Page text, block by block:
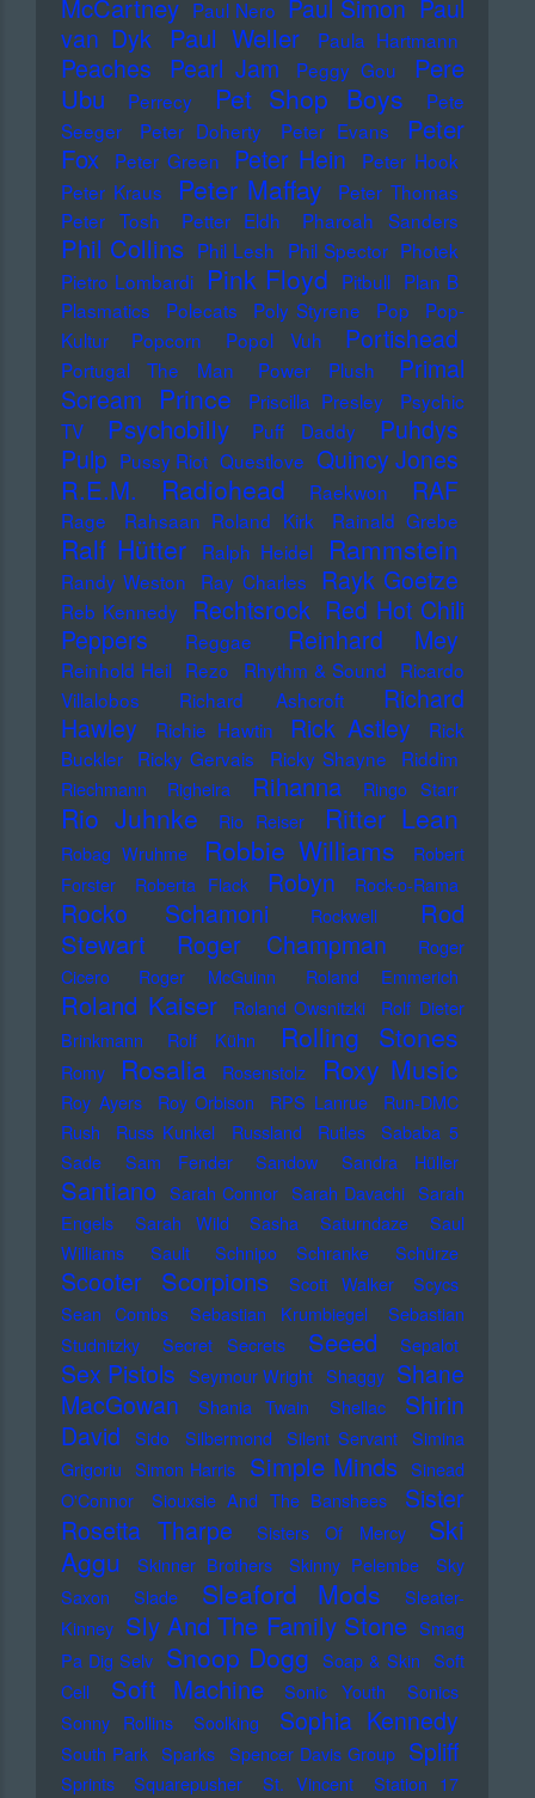
McCartney Paul Nero Paul Simon Paul
van Dyk Paul Weller Paula Hartmann
Peaches Pearl Jam Peggy Gou
Pere
Ubu
Perrecy Pet Shop Boys
Pete
Seeger
Peter Doherty Peter Evans
Peter
Fox
Peter Green Peter Hein
Peter Hook
Peter Kraus
Peter Maffay
Peter Thomas
Peter Tosh
Petter Eldh Pharoah Sanders
Phil Collins Phil Lesh Phil Spector Photek
Pietro Lombardi
Pink Floyd Pitbull Plan B
Plasmatics
Polecats Poly Styrene Pop
Pop-
Kultur
Popcorn Popol Vuh Portishead
Portugal The Man Power Plush
Primal
Scream
Prince Priscilla Presley
Psychic
TV
Psychobilly Puff Daddy
Puhdys
Pulp Pussy Riot Questlove Quincy Jones
R.E.M. Radiohead Raekwon RAF
Rage Rahsaan Roland Kirk Rainald Grebe
Ralf Hütter Ralph Heidel Rammstein
Randy Weston Ray Charles Rayk Goetze
Reb Kennedy Rechtsrock Red Hot Chili
Peppers
Reggae Reinhard Mey
Reinhold Heil Rezo Rhythm & Sound Ricardo
Villalobos
Richard Ashcroft
Richard
Hawley
Richie Hawtin Rick Astley
Rick
Buckler
Ricky Gervais Ricky Shayne Riddim
Riechmann Righeira Rihanna Ringo Starr
Rio Juhnke Rio Reiser Ritter Lean
Robag Wruhme Robbie Williams
Robert
Forster
Roberta Flack Robyn Rock-o-Rama
Rocko Schamoni Rockwell
Rod
Stewart
Roger Champman
Roger
Cicero
Roger McGuinn Roland Emmerich
Roland Kaiser Roland Owsnitzki
Rolf Dieter
Brinkmann
Rolf Kühn Rolling Stones
Romy Rosalia Rosenstolz Roxy Music
Roy Ayers Roy Orbison RPS Lanrue
Run-DMC
Rush
Russ Kunkel Russland Rutles
Sababa 5
Sade
Sam Fender Sandow Sandra Hüller
Santiano Sarah Connor Sarah Davachi Sarah
Engels
Sarah Wild Sasha Saturndaze
Saul
Williams
Sault Schnipo Schranke Schürze
Scooter Scorpions Scott Walker
Scycs
Sean Combs
Sebastian Krumbiegel
Sebastian
Studnitzky
Secret Secrets Seeed Sepalot
Sex Pistols Seymour Wright Shaggy Shane
MacGowan
Shania Twain Shellac
Shirin
David
Sido Silbermond Silent Servant Simina
Grigoriu Simon Harris Simple Minds Sinead
O'Connor
Siouxsie And The Banshees
Sister
Rosetta Tharpe
Sisters Of Mercy
Ski
Aggu
Skinner Brothers Skinny Pelembe
Sky
Saxon
Slade Sleaford Mods
Sleater-
Kinney Sly And The Family Stone Smag
Pa Dig Selv Snoop Dogg Soap & Skin Soft
Cell
Soft Machine Sonic Youth
Sonics
Sonny Rollins
Soolking Sophia Kennedy
South Park Sparks Spencer Davis Group Spliff
Sprints Squarepusher St. Vincent
Station 17